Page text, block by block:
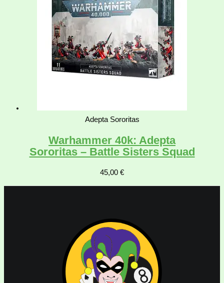
Adepta Sororitas
Warhammer 40k: Adepta
Sororitas – Battle Sisters Squad
45,00 €